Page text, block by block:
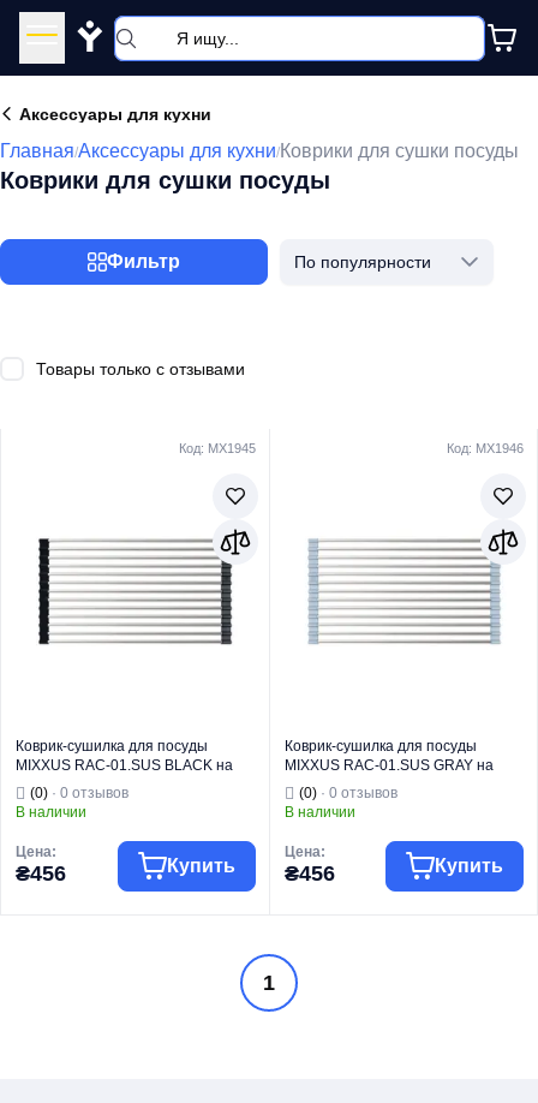
Y
Аксессуары для кухни
Главная/Аксессуары для кухни/Коврики для сушки посуды
Коврики для сушки посуды
Фильтр По популярности
Товары только с отзывами
Код: MX1945
Коврик-сушилка для посуды
MIXXUS RAC-01.SUS BLACK на
мойку из нерж. стали SUS304
(Цвет черный) (MX1945)
(0) · 0 отзывов
В наличии
Цена:
₴456 Купить
MIXXUS
комплектующие
Код: MX1946
Коврик-сушилка для посуды
MIXXUS RAC-01.SUS GRAY на
мойку из нерж. стали SUS304
(Цвет серый) (MX1946)
(0)· 0 отзывов
В наличии
Цена:
₴456 Купить
Торговая марка
1